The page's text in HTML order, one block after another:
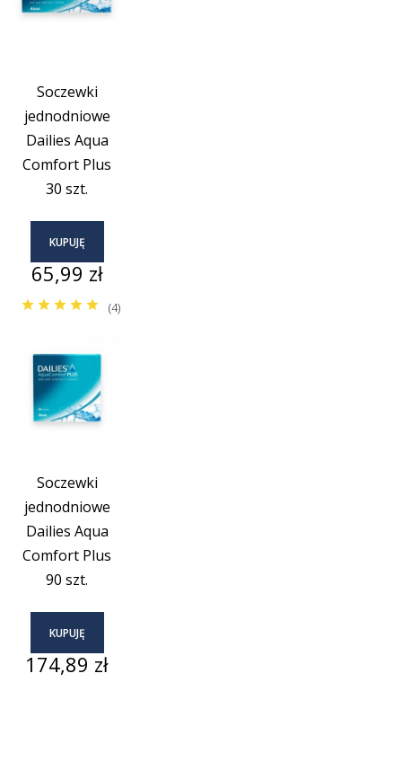
Soczewki
jednodniowe
Dailies Aqua
Comfort Plus
30 szt.
KUPUJĘ
Cena
65,99 zł
(4)
Soczewki
jednodniowe
Dailies Aqua
Comfort Plus
90 szt.
KUPUJĘ
Cena
174,89 zł